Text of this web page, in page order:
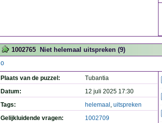
1002765 Niet helemaal uitspreken (9)
O
Plaats van de puzzel:
Tubantia
Datum:
12 juli 2025 17:30
Tags:
helemaal , uitspreken
Gelijkluidende vragen:
1002709